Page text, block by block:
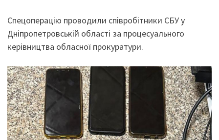
Спецоперацію проводили співробітники СБУ у
Дніпропетровській області за процесуального
керівництва обласної прокуратури.